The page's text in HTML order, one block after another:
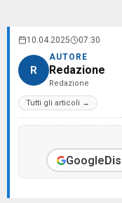
10.04.2025 07:30
R
AUTORE
Redazione
Redazione
Tutti gli articoli →
Google